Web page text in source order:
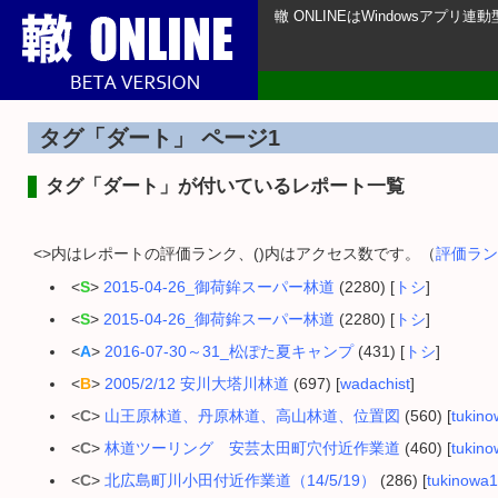
轍 ONLINEはWindowsアプリ連
タグ「ダート」 ページ1
タグ「ダート」が付いているレポート一覧
<>内はレポートの評価ランク、()内はアクセス数です。（評価ラ
<S> 2015-04-26_御荷鉾スーパー林道 (2280) [ トシ]
<S> 2015-04-26_御荷鉾スーパー林道 (2280) [ トシ]
<A> 2016-07-30～31_松ぽた夏キャンプ(431) [ トシ]
<B> 2005/2/12 安川大塔川林道 (697) [wadachist]
<C> 山王原林道、丹原林道、高山林道、位置図 (560) [
<C> 林道ツーリング 安芸太田町穴付近作業道 (460) [
<C> 北広島町川小田付近作業道（14/5/19） (286) [